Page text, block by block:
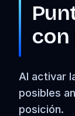
con
Al activar
posibles
posición.